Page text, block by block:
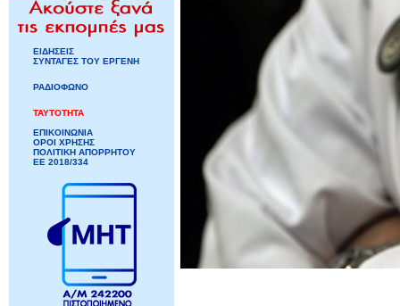
ΕΙΔΗΣΕΙΣ
ΣΥΝΤΑΓΕΣ ΤΟΥ ΕΡΓΕΝΗ
ΡΑΔΙΟΦΩΝΟ
ΤΑΥΤΟΤΗΤΑ
ΕΠΙΚΟΙΝΩΝΙΑ
ΟΡΟΙ ΧΡΗΣΗΣ
ΠΟΛΙΤΙΚΗ ΑΠΟΡΡΗΤΟΥ
ΕΕ 2018/334